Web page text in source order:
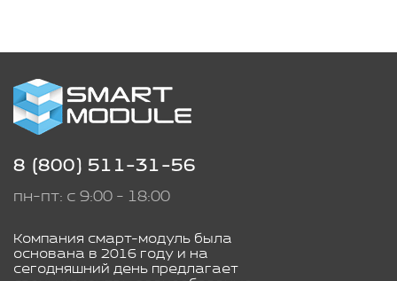
8 (800) 511-31-56
пн-пт: с 9:00 - 18:00
Компания смарт-модуль была
основана в 2016 году и на
сегодняшний день предлагает